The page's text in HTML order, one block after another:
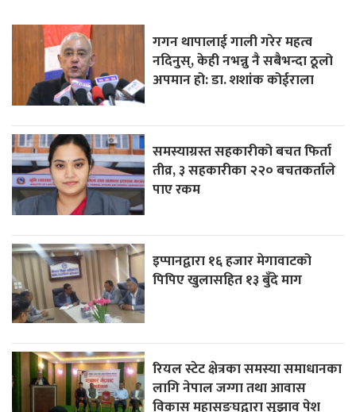
गगन थापालाई गाली गरेर महत्व
नदिनुस्, केही नभन्नु नै सबैभन्दा ठूलो
अपमान हो: डा. शशांक कोईराला
समस्याग्रस्त सहकारीको बचत फिर्ता
तीव्र, ३ सहकारीका २२० बचतकर्ताले
पाए रकम
इप्पानद्वारा १६ हजार मेगावाटको
पिपिए खुलासहित १३ बुँदे माग
रियल स्टेट क्षेत्रका समस्या समाधानका
लागि नेपाल जग्गा तथा आवास
विकास महासङ्घद्वारा सुझाव पेश